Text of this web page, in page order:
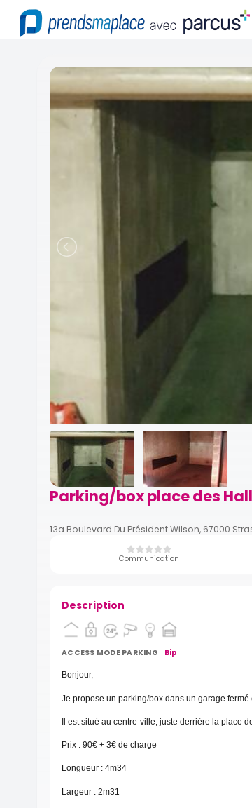
Parking/box place des
13a Boulevard Du Président Wilson, 67000
Communication
Description
ACCESS MODE PARKING Bip
Bonjour,
Je propose un parking/box dans un garage fermé
Il est situé au centre-ville, juste derrière la place
Prix : 90€ + 3€ de charge
Longueur : 4m34
Largeur : 2m31